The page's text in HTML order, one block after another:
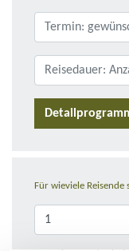
Für wieviele Reisende